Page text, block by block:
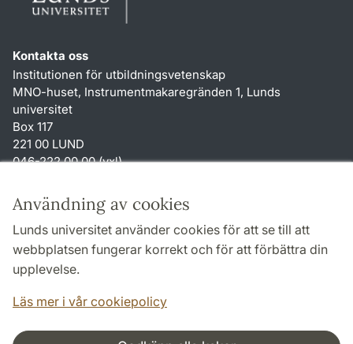
Användning av cookies
Lunds universitet använder cookies för att se till att
webbplatsen fungerar korrekt och för att förbättra din
upplevelse.
Läs mer i vår cookiepolicy
Kontakta oss
Institutionen för utbildningsvetenskap
MNO-huset, Instrumentmakaregränden 1, Lunds
universitet
Box 117
221 00 LUND
046-222 00 00 (vxl)
Om webbplatsen och cookies
Tillgänglighetsredogörelse